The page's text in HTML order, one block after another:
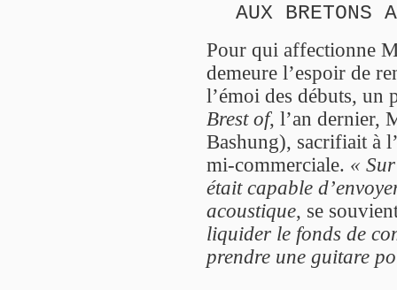
AUX BRETONS
Pour qui affectionne
demeure l’espoir de
l’émoi des débuts, un
Brest of, l’an dernier,
Bashung), sacrifiait à
mi-commerciale. «
était capable
acoustique, se
liquider le fonds de
prendre une guitare